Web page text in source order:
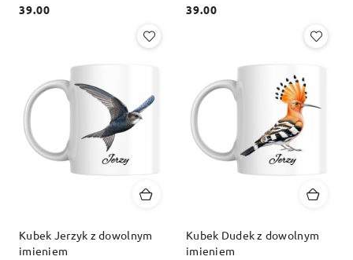
Cena:
39.00
Cena:
39.00
Kubek Jerzyk z dowolnym
imieniem
Kubek Dudek z dowolnym
imieniem